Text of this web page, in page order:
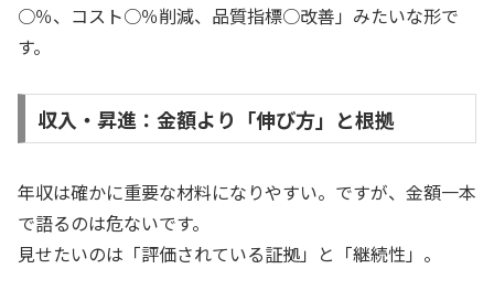
○％、コスト○％削減、品質指標○改善」みたいな形で
す。
収入・昇進：金額より「伸び方」と根拠
年収は確かに重要な材料になりやすい。ですが、金額一本
で語るのは危ないです。
見せたいのは「評価されている証拠」と「継続性」。